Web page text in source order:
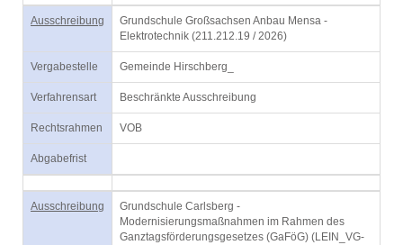
Ausschreibung
Grundschule Großsachsen Anbau Mensa -
Elektrotechnik (211.212.19 / 2026)
Vergabestelle Gemeinde Hirschberg_
Verfahrensart Beschränkte Ausschreibung
Rechtsrahmen VOB
Abgabefrist
Ausschreibung
Grundschule Carlsberg -
Modernisierungsmaßnahmen im Rahmen des
Ganztagsförderungsgesetzes (GaFöG) (LEIN_VG-